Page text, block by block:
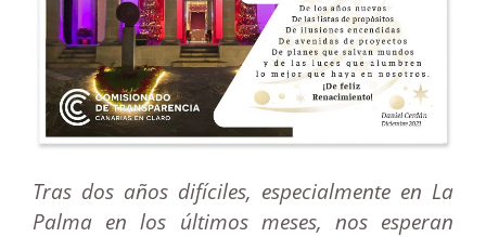
Tras dos años difíciles, especialmente en La
Palma en los últimos meses, nos esperan